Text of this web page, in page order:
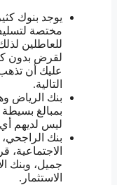
يوجد بنوك
مختصة
للعاطلين
لقرض بدون
عليك أن
التالية.
بنك الرياض
بمبالغ
ليس لديهم
بنك الراجحي،
جميل، وبنك
الاستثمار.